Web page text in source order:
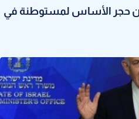
حجر الأساس لمستوطنة في